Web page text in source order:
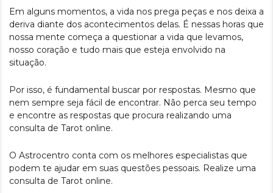
Em alguns momentos, a vida nos prega peças e nos deixa a
deriva diante dos acontecimentos delas. É nessas horas que
nossa mente começa a questionar a vida que levamos,
nosso coração e tudo mais que esteja envolvido na
situação.
Por isso, é fundamental buscar por respostas. Mesmo que
nem sempre seja fácil de encontrar. Não perca seu tempo
e encontre as respostas que procura realizando uma
consulta de Tarot online.
O Astrocentro conta com os melhores especialistas que
podem te ajudar em suas questões pessoais. Realize uma
consulta de Tarot online.